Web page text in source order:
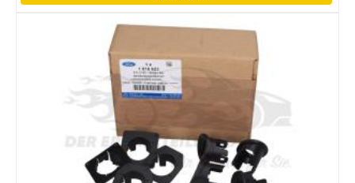
Volvo Ersatzteile